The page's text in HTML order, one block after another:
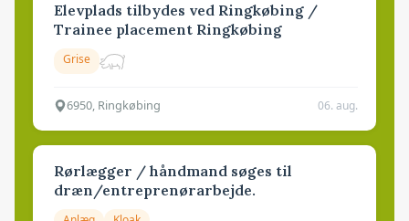
Elevplads tilbydes ved Ringkøbing /
Trainee placement Ringkøbing
Grise
6950, Ringkøbing 06. aug.
Rørlægger / håndmand søges til
dræn/entreprenørarbejde.